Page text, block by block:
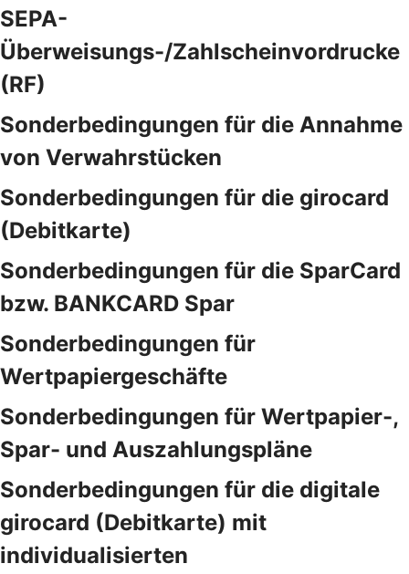
SEPA-
Überweisungs-/Zahlscheinvordrucke
(RF)
Sonderbedingungen für die Annahme
von Verwahrstücken
Sonderbedingungen für die girocard
(Debitkarte)
Sonderbedingungen für die SparCard
bzw. BANKCARD Spar
Sonderbedingungen für
Wertpapiergeschäfte
Sonderbedingungen für Wertpapier-,
Spar- und Auszahlungspläne
Sonderbedingungen für die digitale
girocard (Debitkarte) mit
individualisierten